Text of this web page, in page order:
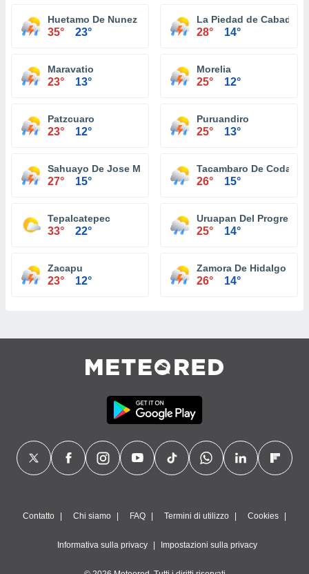
Huetamo De Nunez
35° 23°
La Piedad de Cabadas
28° 14°
Maravatio
23° 13°
Morelia
25° 12°
Patzcuaro
23° 12°
Puruandiro
25° 13°
Sahuayo De Jose Maria Morelos
27° 15°
Tacambaro De Codallos
26° 15°
Tepalcatepec
33° 22°
Uruapan Del Progreso
25° 14°
Zacapu
23° 12°
Zamora De Hidalgo
26° 14°
Contatto Chi siamo FAQ Termini di utilizzo Cookies
Informativa sulla privacy Impostazioni sulla privacy